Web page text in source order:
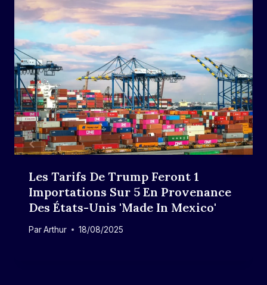
Les Tarifs De Trump Feront 1
Importations Sur 5 En Provenance
Des États-Unis 'Made In Mexico'
ParArthur 18/08/2025